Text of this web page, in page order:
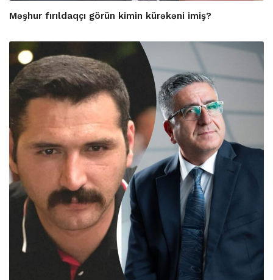
Məşhur fırıldaqçı görün kimin kürəkəni imiş?